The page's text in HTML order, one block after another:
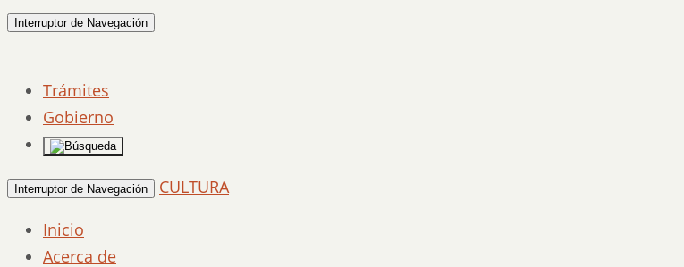
Interruptor de Navegación
Trámites
Gobierno
Interruptor de Navegación
CULTURA
Inicio
Acerca de